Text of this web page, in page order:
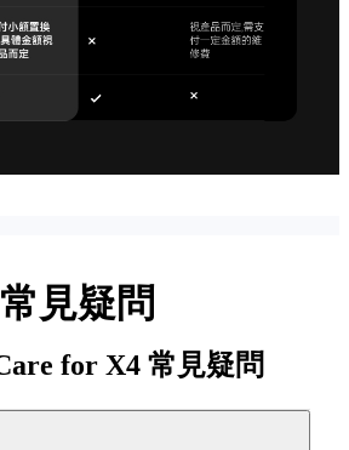
常見疑問
for X4 常見疑問